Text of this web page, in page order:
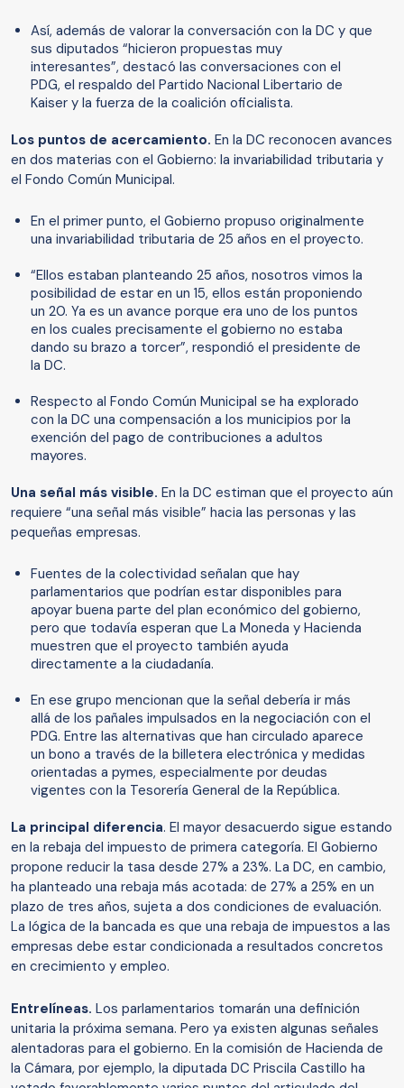
Así, además de valorar la conversación con la DC y que
sus diputados “hicieron propuestas muy
interesantes”, destacó las conversaciones con el
PDG, el respaldo del Partido Nacional Libertario de
Kaiser y la fuerza de la coalición oficialista.
Los puntos de acercamiento. En la DC reconocen avances
en dos materias con el Gobierno: la invariabilidad tributaria y
el Fondo Común Municipal.
En el primer punto, el Gobierno propuso originalmente
una invariabilidad tributaria de 25 años en el proyecto.
“Ellos estaban planteando 25 años, nosotros vimos la
posibilidad de estar en un 15, ellos están proponiendo
un 20. Ya es un avance porque era uno de los puntos
en los cuales precisamente el gobierno no estaba
dando su brazo a torcer”, respondió el presidente de
la DC.
Respecto al Fondo Común Municipal se ha explorado
con la DC una compensación a los municipios por la
exención del pago de contribuciones a adultos
mayores.
Una señal más visible. En la DC estiman que el proyecto aún
requiere “una señal más visible” hacia las personas y las
pequeñas empresas.
Fuentes de la colectividad señalan que hay
parlamentarios que podrían estar disponibles para
apoyar buena parte del plan económico del gobierno,
pero que todavía esperan que La Moneda y Hacienda
muestren que el proyecto también ayuda
directamente a la ciudadanía.
En ese grupo mencionan que la señal debería ir más
allá de los pañales impulsados en la negociación con el
PDG. Entre las alternativas que han circulado aparece
un bono a través de la billetera electrónica y medidas
orientadas a pymes, especialmente por deudas
vigentes con la Tesorería General de la República.
La principal diferencia. El mayor desacuerdo sigue estando
en la rebaja del impuesto de primera categoría. El Gobierno
propone reducir la tasa desde 27% a 23%. La DC, en cambio,
ha planteado una rebaja más acotada: de 27% a 25% en un
plazo de tres años, sujeta a dos condiciones de evaluación.
La lógica de la bancada es que una rebaja de impuestos a las
empresas debe estar condicionada a resultados concretos
en crecimiento y empleo.
Entrelíneas. Los parlamentarios tomarán una definición
unitaria la próxima semana. Pero ya existen algunas señales
alentadoras para el gobierno. En la comisión de Hacienda de
la Cámara, por ejemplo, la diputada DC Priscila Castillo ha